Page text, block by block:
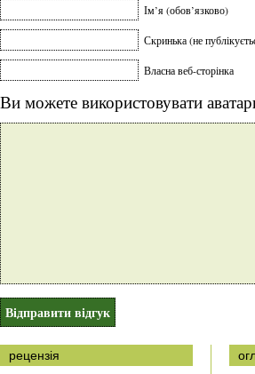
Ім’я (обов’язково)
Скринька (не
Власна веб-сторінка
Ви можете використовувати
рецензія